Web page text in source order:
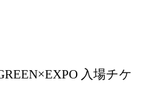
入場チケ